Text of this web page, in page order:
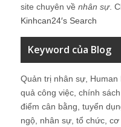
site chuyên về nhân sự.
Kinhcan24′s Search
Keyword của Blog
Quản trị nhân sự,
quả công việc, chính
điểm cân bằng, tuyển
ngộ, nhân sự, tổ chức,